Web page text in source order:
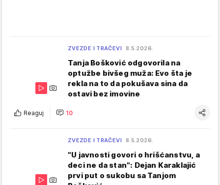
ZVEZDE I TRAČEVI 8.5.2026.
Tanja Bošković odgovorila na
optužbe bivšeg muža: Evo šta je
rekla na to da pokušava sina da
ostavi bez imovine
Reaguj 10
ZVEZDE I TRAČEVI 8.5.2026.
"U javnosti govori o hrišćanstvu, a
deci ne da stan": Dejan Karaklajić
prvi put o sukobu sa Tanjom